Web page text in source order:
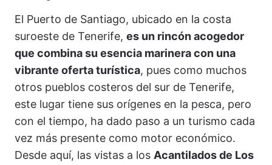
El Puerto de Santiago, ubicado en la costa
suroeste de Tenerife, es un rincón acogedor
que combina su esencia marinera con una
vibrante oferta turística, pues como muchos
otros pueblos costeros del sur de Tenerife,
este lugar tiene sus orígenes en la pesca, pero
con el tiempo, ha dado paso a un turismo cada
vez más presente como motor económico.
Desde aquí, las vistas a los Acantilados de Los